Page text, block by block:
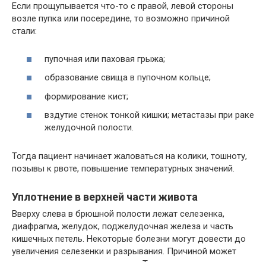
Если прощупывается что-то с правой, левой стороны
возле пупка или посередине, то возможно причиной
стали:
пупочная или паховая грыжа;
образование свища в пупочном кольце;
формирование кист;
вздутие стенок тонкой кишки; метастазы при раке
желудочной полости.
Тогда пациент начинает жаловаться на колики, тошноту,
позывы к рвоте, повышение температурных значений.
Уплотнение в верхней части живота
Вверху слева в брюшной полости лежат селезенка,
диафрагма, желудок, поджелудочная железа и часть
кишечных петель. Некоторые болезни могут довести до
увеличения селезенки и разрывания. Причиной может